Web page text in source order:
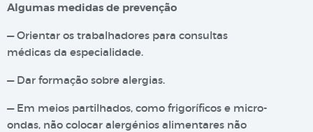
Algumas medidas de prevenção
— Orientar os trabalhadores para consultas
médicas da especialidade.
— Dar formação sobre alergias.
— Em meios partilhados, como frigoríficos e micro-
ondas, não colocar alergénios alimentares não